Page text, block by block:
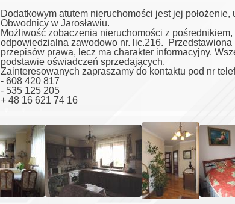
Dodatkowym atutem nieruchomości jest jej
Obwodnicy w Jarosławiu.
Możliwość zobaczenia nieruchomości z
odpowiedzialna zawodowo nr. lic.216.
przepisów prawa, lecz ma charakter informacyjny.
podstawie oświadczeń sprzedających.
Zainteresowanych zapraszamy do kontaktu pod nr
- 608 420 817
- 535 125 205
+ 48 16 621 74 16